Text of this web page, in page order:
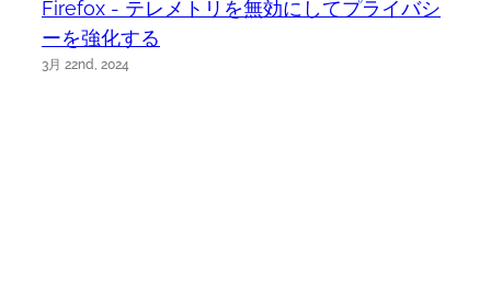
Firefox - テレメトリを無効にしてプライバシ
ーを強化する
3月 22nd, 2024